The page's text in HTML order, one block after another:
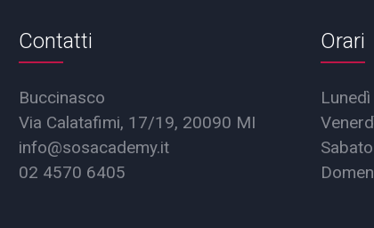
Contatti
Buccinasco
Via Calatafimi, 17/19, 20090 MI
info@sosacademy.it
02 4570 6405
Orari